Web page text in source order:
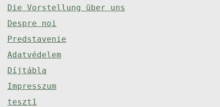
Die Vorstellung über uns
Despre noi
Predstavenie
Adatvédelem
Díjtábla
Impresszum
teszt1